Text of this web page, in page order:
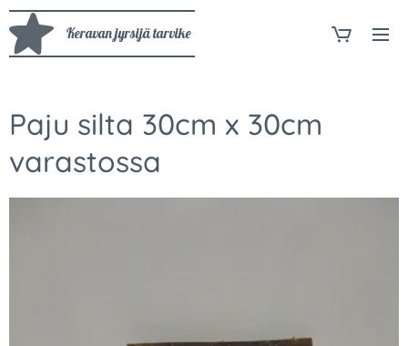
Keravan jyrsijä tarvike
Paju silta 30cm x 30cm
varastossa